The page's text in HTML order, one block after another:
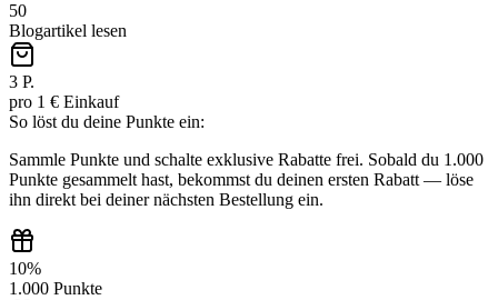
50
Blogartikel lesen
3 P.
pro 1 € Einkauf
So löst du deine Punkte ein:
Sammle Punkte und schalte exklusive Rabatte frei. Sobald du 1.000
Punkte gesammelt hast, bekommst du deinen ersten Rabatt — löse
ihn direkt bei deiner nächsten Bestellung ein.
10%
1.000 Punkte